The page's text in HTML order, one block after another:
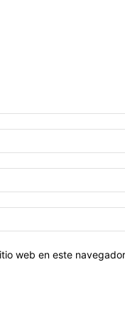
web en este